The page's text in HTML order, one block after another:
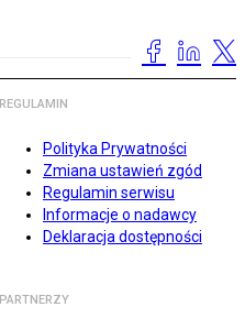
REGULAMIN
Polityka Prywatności
Zmiana ustawień zgód
Regulamin serwisu
Informacje o nadawcy
Deklaracja dostępności
PARTNERZY